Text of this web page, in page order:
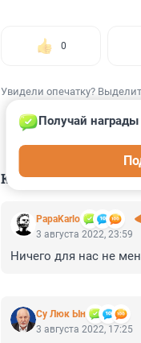
0
Увидели опечатку?
КОММЕНТАРИИ
PapaKarlo
Получай
3 августа 2022, 23:59
Ничего для нас не
Су Люк Ын
3 августа 2022, 17:25